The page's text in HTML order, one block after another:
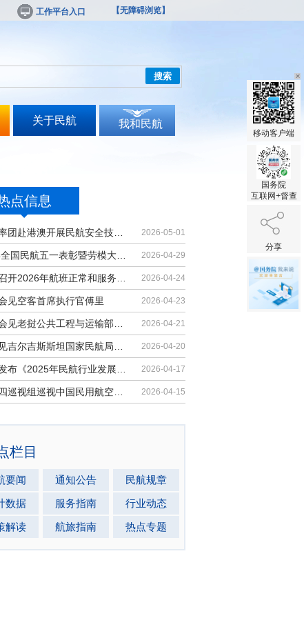
工作平台入口 【无障碍浏览】
搜索
关于民航 我和民航
点信息
2026-05-01
2026-04-29
2026-04-24
见空客首席执行官傅里 2026-04-23
2026-04-21
2026-04-20
2026-04-17
2026-04-15
栏目
要闻 通知公告
民航规章
数据
服务指南
行业动态
解读
航旅指南 热点专题
移动客户端
国务院
互联网+督查
分享